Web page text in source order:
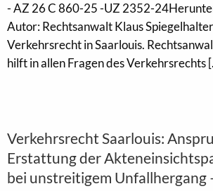
- AZ 26 C 860-25 -UZ 2352-
Autor: Rechtsanwalt Klaus
Verkehrsrecht in Saarlouis.
hilft in allen Fragen des Verkehrsrechts
Verkehrsrecht Saarlouis:
Erstattung der
bei unstreitigem Unfallhergang